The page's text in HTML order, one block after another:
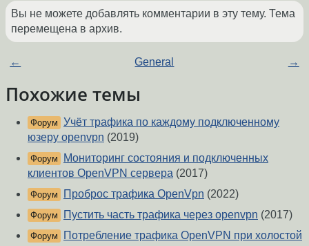
Вы не можете добавлять комментарии в эту тему. Тема
перемещена в архив.
← General →
Похожие темы
Форум Учёт трафика по каждому подключенному
юзеру openvpn (2019)
Форум
Мониторинг состояния и подключенных
клиентов OpenVPN сервера (2017)
Форум Проброс трафика OpenVpn (2022)
Форум Пустить часть трафика через openvpn (2017)
Форум
Потребление трафика OpenVPN при холостой